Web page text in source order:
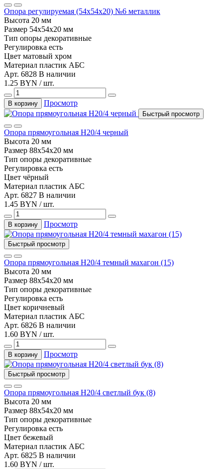
Опора регулируемая (54х54х20) №6 металлик
Высота 20 мм
Размер 54x54x20 мм
Тип опоры декоративные
Регулировка есть
Цвет матовый хром
Материал пластик АБС
Арт. 6828 В наличии
1.25 BYN / шт.
В корзину Просмотр
Быстрый просмотр
Опора прямоугольная Н20/4 черный
Высота 20 мм
Размер 88х54х20 мм
Тип опоры декоративные
Регулировка есть
Цвет чёрный
Материал пластик АБС
Арт. 6827 В наличии
1.45 BYN / шт.
В корзину Просмотр
Быстрый просмотр
Опора прямоугольная Н20/4 темный махагон (15)
Высота 20 мм
Размер 88х54х20 мм
Тип опоры декоративные
Регулировка есть
Цвет коричневый
Материал пластик АБС
Арт. 6826 В наличии
1.60 BYN / шт.
В корзину Просмотр
Быстрый просмотр
Опора прямоугольная Н20/4 светлый бук (8)
Высота 20 мм
Размер 88х54х20 мм
Тип опоры декоративные
Регулировка есть
Цвет бежевый
Материал пластик АБС
Арт. 6825 В наличии
1.60 BYN / шт.